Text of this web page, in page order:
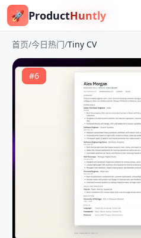
🚀 ProductHuntly
首页/今日热门/Tiny CV
#6